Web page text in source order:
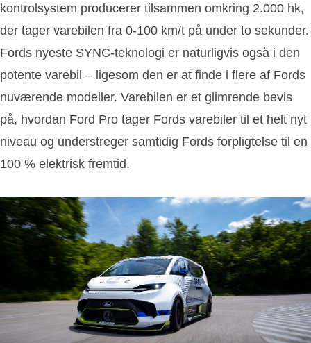
kontrolsystem producerer tilsammen omkring 2.000 hk,
der tager varebilen fra 0-100 km/t på under to sekunder.
Fords nyeste SYNC-teknologi er naturligvis også i den
potente varebil – ligesom den er at finde i flere af Fords
nuværende modeller. Varebilen er et glimrende bevis
på, hvordan Ford Pro tager Fords varebiler til et helt nyt
niveau og understreger samtidig Fords forpligtelse til en
100 % elektrisk fremtid.